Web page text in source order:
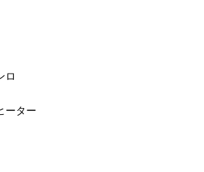
ロ
ーター